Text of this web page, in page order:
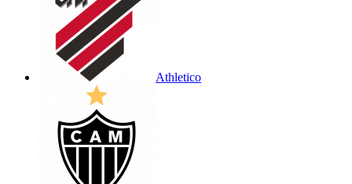
Athletico